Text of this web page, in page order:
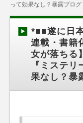
って効果なし？暴露ブログ
*■■遂に日
連載・書籍
女が落ちる
『ミステ
果なし？暴